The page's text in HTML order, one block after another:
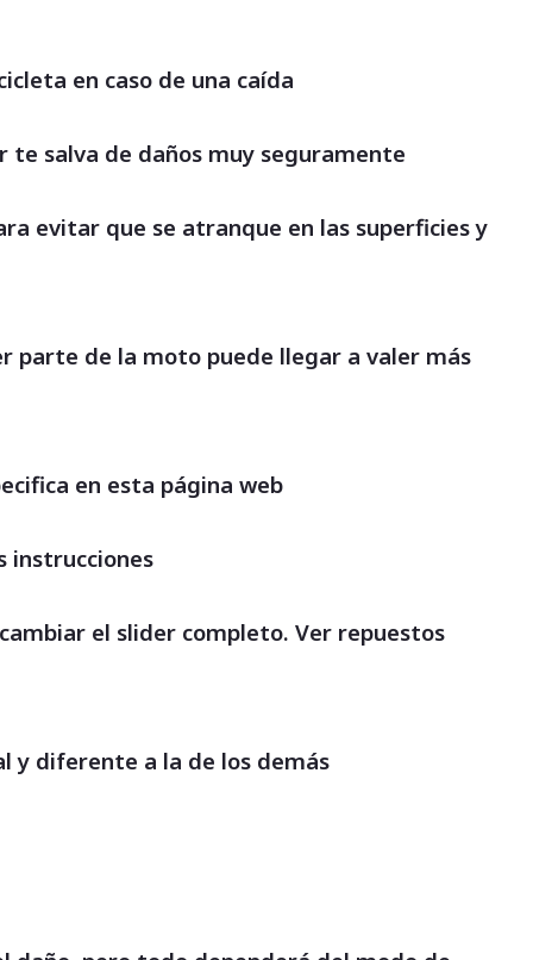
en caso de una caída
te salva de daños muy seguramente
evitar que se atranque en las superficies y
parte de la moto puede llegar a valer más
en esta página web
instrucciones
el slider completo. Ver repuestos
y diferente a la de los demás